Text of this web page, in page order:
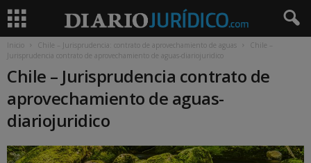
Inicio Chile – Jurisprudencia: contrato de aprovechamiento de aguas
Chile –
Jurisprudencia contrato de aprovechamiento de aguas-diariojuridico
Chile – Jurisprudencia contrato de
aprovechamiento de aguas-
diariojuridico